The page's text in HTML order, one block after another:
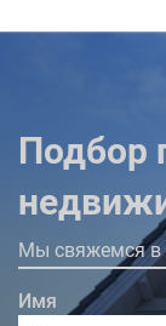
шаговой
Подбор
Мы свяжемся в
Имя